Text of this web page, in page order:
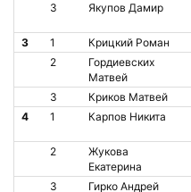
3 Якупов Дамир
3 1 Крицкий Роман
2
Гордиевских
Матвей
3 Криков Матвей
4
1 Карпов Никита
2
Жукова
Екатерина
3 Гирко Андрей